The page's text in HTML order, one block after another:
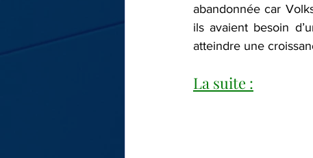
abandonnée car
ils avaient besoin
atteindre une
La suite :